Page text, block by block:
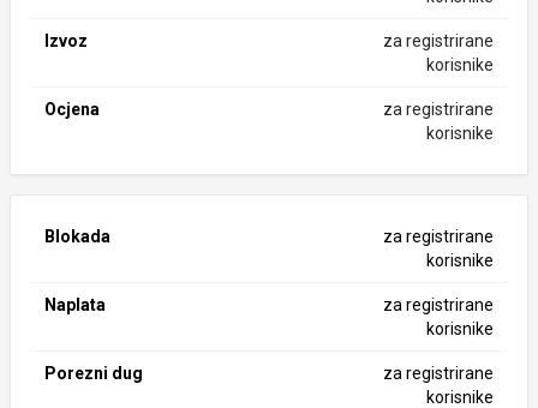
Izvoz
za registrirane
korisnike
Ocjena
za registrirane
korisnike
Blokada
za registrirane
korisnike
Naplata
za registrirane
korisnike
Porezni dug
za registrirane
korisnike